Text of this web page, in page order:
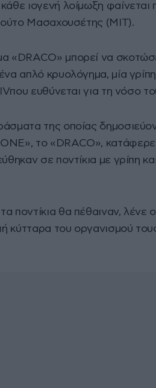
ιογενή λοίμωξη
Μασαχουσέτης (ΜΙΤ).
«DRACO» μπορεί να
απλό κρυολόγημα, μία
ευθύνεται για τη νόσο
της οποίας
το «DRACO»,
σε ποντίκια με γρίπη
ποντίκια θα πέθαιναν, λένε
κύτταρα του οργανισμού